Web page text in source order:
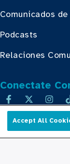
Comunicados
Podcasts
Relaciones
Conectate
Español
Accept All